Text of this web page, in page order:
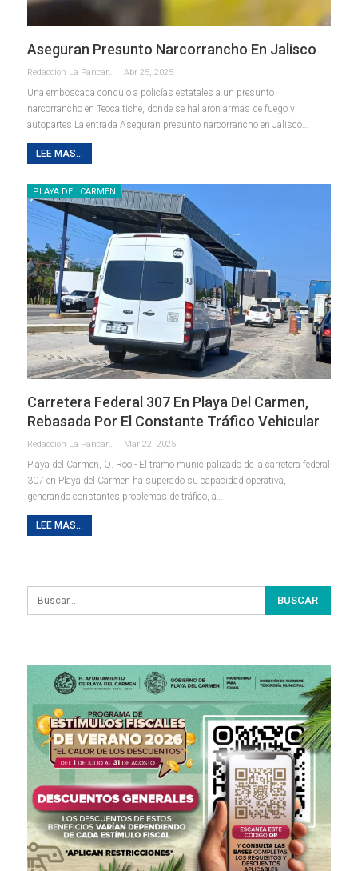
Aseguran Presunto Narcorrancho En Jalisco
Redaccion La Pancarta De Quintana Roo Abr 25, 2025
Una emboscada condujo a policías estatales a un presunto
narcorrancho en Teocaltiche, donde se hallaron armas de fuego y
autopartes La entrada Aseguran presunto narcorrancho en Jalisco…
LEE MAS...
PLAYA DEL CARMEN
Carretera Federal 307 En Playa Del Carmen,
Rebasada Por El Constante Tráfico Vehicular
Mar 22, 2025
Playa del Carmen, Q. Roo.- El tramo municipalizado de la carretera federal
307 en Playa del Carmen ha superado su capacidad operativa,
generando constantes problemas de tráfico, a
LEE MAS...